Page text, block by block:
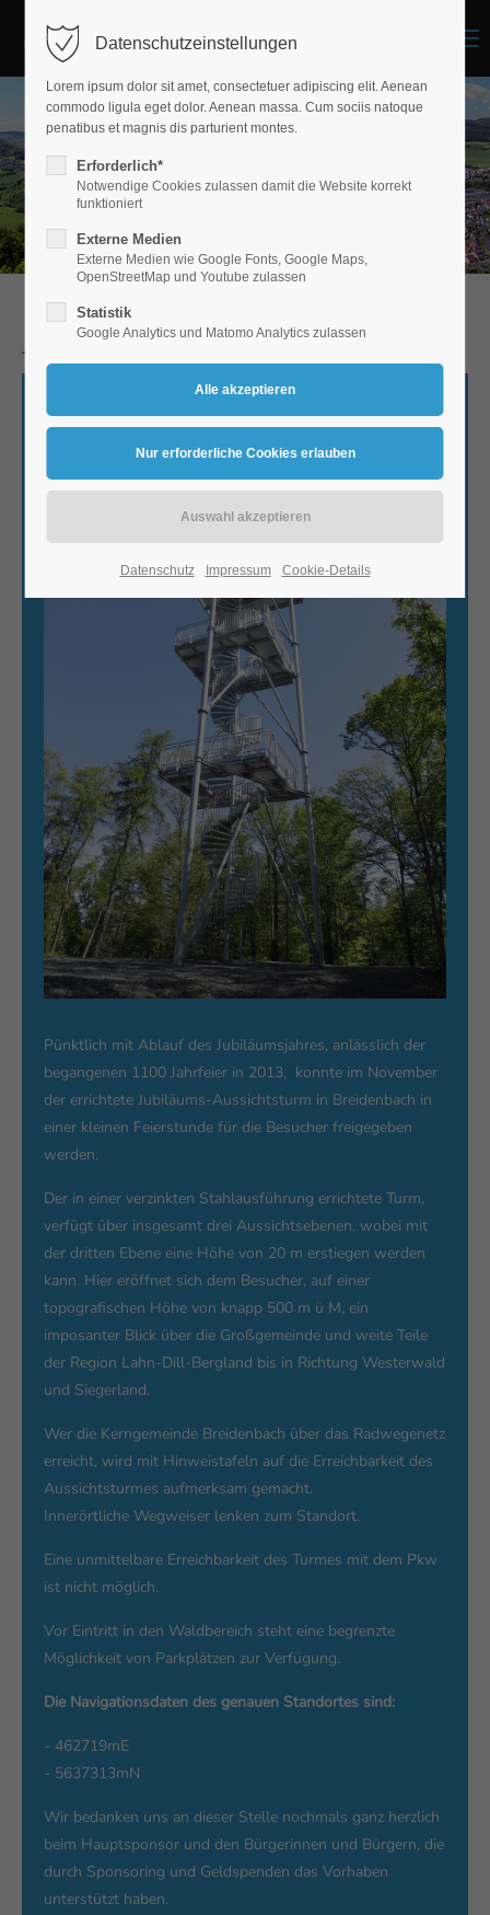
Jubiläums-Aussichtsturm
Pünktlich mit Ablauf des Jubiläumsjahres, anlässlich der
begangenen 1100 Jahrfeier in 2013, konnte im November
der errichtete Jubiläums-Aussichtsturm in Breidenbach in
einer kleinen Feierstunde für die Besucher freigegeben
werden.
Der in einer verzinkten Stahlausführung errichtete Turm,
verfügt über insgesamt drei Aussichtsebenen, wobei mit
der dritten Ebene eine Höhe von 20 m erstiegen werden
kann. Hier eröffnet sich dem Besucher, auf einer
topografischen Höhe von knapp 500 m ü M, ein
imposanter Blick über die Großgemeinde und weite Teile
der Region Lahn-Dill-Bergland bis in Richtung Westerwald
und Siegerland.
Wer die Kerngemeinde Breidenbach über das Radwegenetz
erreicht, wird mit Hinweistafeln auf die Erreichbarkeit des
Aussichtsturmes aufmerksam gemacht.
Innerörtliche Wegweiser lenken zum Standort.
Eine unmittelbare Erreichbarkeit des Turmes mit dem Pkw
ist nicht möglich.
Vor Eintritt in den Waldbereich steht eine begrenzte
Möglichkeit von Parkplätzen zur Verfügung.
Die Navigationsdaten des genauen Standortes sind:
- 462719mE
- 5637313mN
Wir bedanken uns an dieser Stelle nochmals ganz herzlich
beim Hauptsponsor und den Bürgerinnen und Bürgern, die
durch Sponsoring und Geldspenden das Vorhaben
unterstützt haben.
Datenschutzeinstellungen
Lorem ipsum dolor sit amet, consectetuer adipiscing elit. Aenean
commodo ligula eget dolor. Aenean massa. Cum sociis natoque
penatibus et magnis dis parturient montes.
Erforderlich*
Notwendige Cookies zulassen damit die Website korrekt
funktioniert
Externe Medien
Externe Medien wie Google Fonts, Google Maps,
OpenStreetMap und Youtube zulassen
Statistik
Google Analytics und Matomo Analytics zulassen
Datenschutz Impressum Cookie-Details